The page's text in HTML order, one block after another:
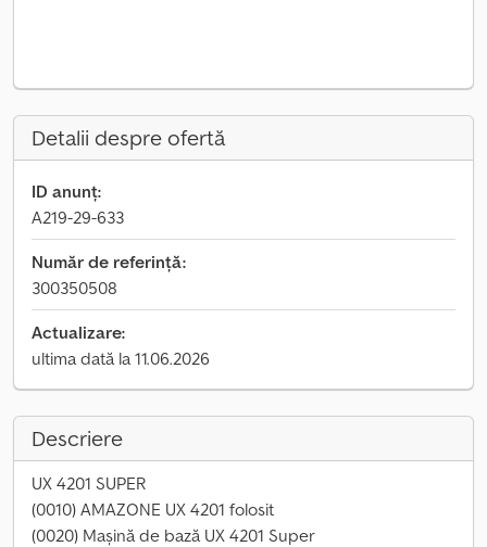
Detalii despre ofertă
ID anunț:
A219-29-633
Număr de referință:
300350508
Actualizare:
ultima dată la 11.06.2026
Descriere
UX 4201 SUPER
(0010) AMAZONE UX 4201 folosit
(0020) Mașină de bază UX 4201 Super